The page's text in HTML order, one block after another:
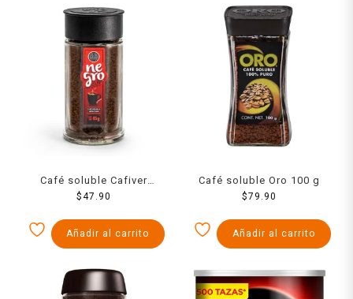
Café soluble Cafiver
Negro 45 g
$47.90
Añadir al carrito
Café soluble Oro 100 g
$79.90
Añadir al carrito